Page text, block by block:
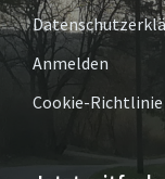
Anmelden
Cookie-Richtlinie